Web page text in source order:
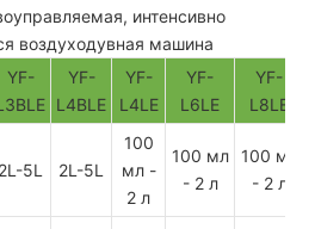
интенсивно
воздуходувная машина
YF-
YF-
L4BLE
YF-
L4LE
YF-
L6LE
YF-
L8LE
2L-5L 2L-5L
100
мл -
2 л
100 мл
- 2 л
100 мл
- 2 л